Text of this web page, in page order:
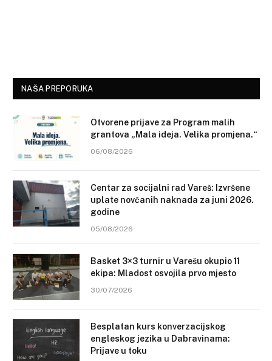
NAŠA PREPORUKA
Otvorene prijave za Program malih
grantova „Mala ideja. Velika promjena.“
06/08/2026
Centar za socijalni rad Vareš: Izvršene
uplate novčanih naknada za juni 2026.
godine
05/08/2026
Basket 3×3 turnir u Varešu okupio 11
ekipa: Mladost osvojila prvo mjesto
30/07/2026
Besplatan kurs konverzacijskog
engleskog jezika u Dabravinama:
Prijave u toku